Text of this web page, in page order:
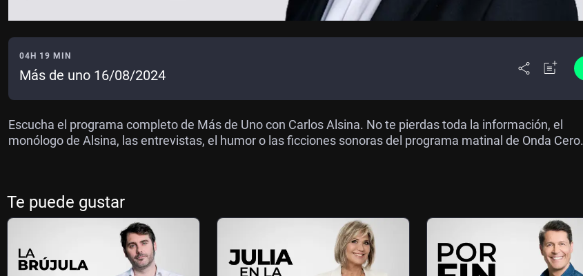
04H 19 MIN
Más de uno 16/08/2024
Escucha el programa completo de Más de Uno con Carlos Alsina. No te pierdas toda la información, el
monólogo de Alsina, las entrevistas, el humor o las ficciones sonoras del programa matinal de Onda Cero.
Te puede gustar